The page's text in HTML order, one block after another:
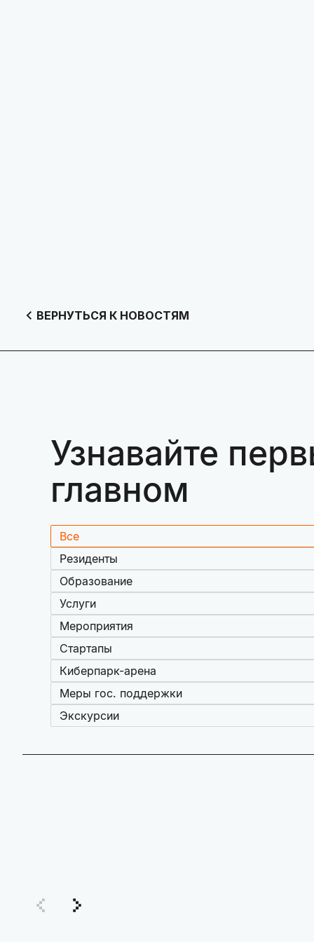
ВЕРНУТЬСЯ К НОВОСТЯМ
Узнавайте
главном
Все
Резиденты
Образование
Услуги
Мероприятия
Стартапы
Киберпарк-арена
Меры гос. поддержки
Экскурсии